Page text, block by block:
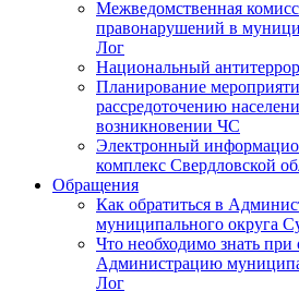
Межведомственная
правонарушений в
Лог
Национальный
Планирование
рассредоточению
возникновении ЧС
Электронный
комплекс Свердловской
Обращения
Как обратиться в
муниципального округа
Что необходимо знать
Администрацию
Лог